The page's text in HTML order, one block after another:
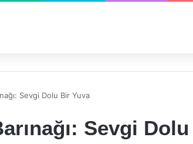
Sevgi Dolu Bir Yuva
Sevgi